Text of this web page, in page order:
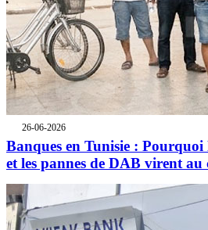
26-06-2026
Banques en Tunisie :
et les pannes de DAB virent